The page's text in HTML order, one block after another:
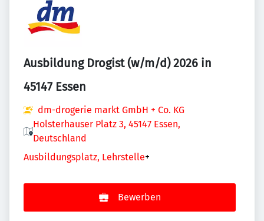
Ausbildung Drogist (w/m/d) 2026 in
45147 Essen
dm-drogerie markt GmbH + Co. KG
Holsterhauser Platz 3, 45147 Essen,
Deutschland
Ausbildungsplatz, Lehrstelle+
Bewerben